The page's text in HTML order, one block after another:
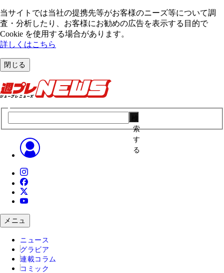
当サイトでは当社の提携先等がお客様のニーズ等について調
査・分析したり、お客様にお勧めの広告を表⽰する⽬的で
Cookie を使⽤する場合があります。
詳しくはこちら
閉じる
索
す
る
メニュ
ニュース
グラビア
連載コラム
コミック